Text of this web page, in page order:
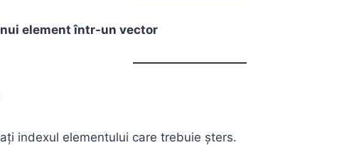
element într-un vector
indexul elementului care trebuie șters.